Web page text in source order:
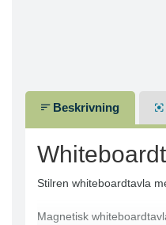
Beskrivning
Stilren whiteboardtavla
Magnetisk